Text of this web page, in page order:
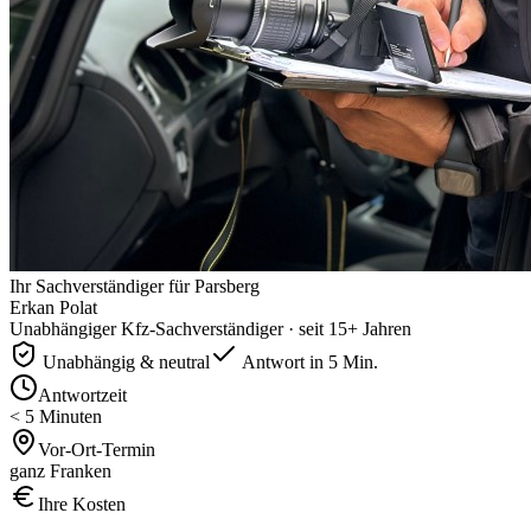
Ihr Sachverständiger fürParsberg
Erkan Polat
Unabhängiger Kfz-Sachverständiger · seit 15+ Jahren
Unabhängig & neutral
Antwort in 5 Min.
Antwortzeit
< 5 Minuten
Vor-Ort-Termin
ganz Franken
Ihre Kosten